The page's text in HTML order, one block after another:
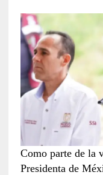
Como parte de la
Presidenta de